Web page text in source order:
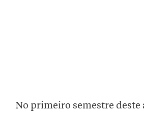
No primeiro semestre deste